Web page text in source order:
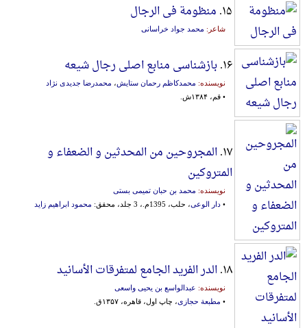
۱۵. منظومة فی الرجال
شاعر: محمد جواد خراسانی
۱۶. بازشناسی منابع اصلی رجال شیعه
نویسنده: محمدکاظم رحمان ستایش، محمدرضا جدیدی نژاد
• قم، ۱۳۸۴ش.
۱۷. المجروحین من المحدثین و الضعفاء و
المتروکین
نویسنده: محمد بن حبان تمیمی بستی
• دار الوعی، حلب، 1395م.، 3 جلد، محقق: محمود ابراهیم زاید
۱۸. الدر الفرید الجامع لمتفرقات الأسانید
نویسنده: عبدالواسع بن یحیی واسعی
• مطبعة حجازی، چاپ اول، قاهره، ۱۳۵۷ق.